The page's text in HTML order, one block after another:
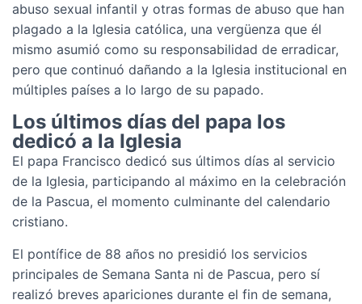
abuso sexual infantil y otras formas de abuso que han
plagado a la Iglesia católica, una vergüenza que él
mismo asumió como su responsabilidad de erradicar,
pero que continuó dañando a la Iglesia institucional en
múltiples países a lo largo de su papado.
Los últimos días del papa los
dedicó a la Iglesia
El papa Francisco dedicó sus últimos días al servicio
de la Iglesia, participando al máximo en la celebración
de la Pascua, el momento culminante del calendario
cristiano.
El pontífice de 88 años no presidió los servicios
principales de Semana Santa ni de Pascua, pero sí
realizó breves apariciones durante el fin de semana,